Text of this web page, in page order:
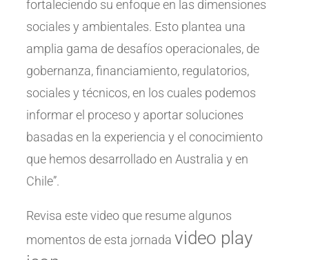
fortaleciendo su enfoque en las dimensiones
sociales y ambientales. Esto plantea una
amplia gama de desafíos operacionales, de
gobernanza, financiamiento, regulatorios,
sociales y técnicos, en los cuales podemos
informar el proceso y aportar soluciones
basadas en la experiencia y el conocimiento
que hemos desarrollado en Australia y en
Chile”.
Revisa este video que resume algunos
momentos de esta jornadavideo play